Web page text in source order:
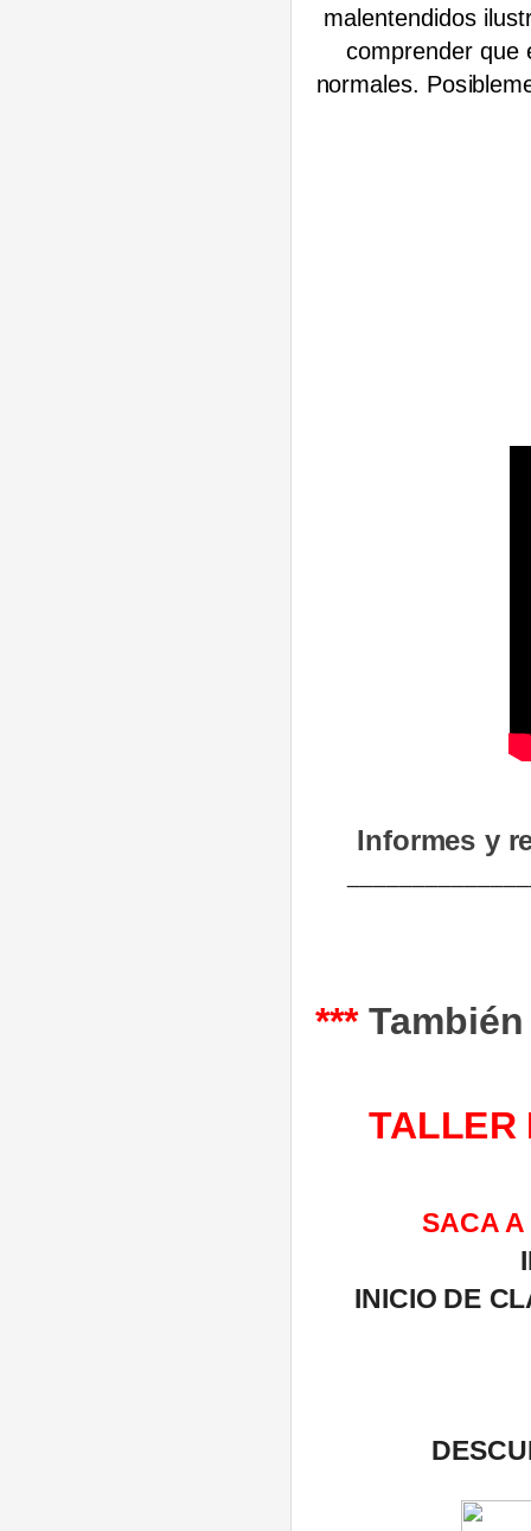
malentendidos
comprender que
normales.
Informes y
***
TALLER
SACA A
INICIO DE